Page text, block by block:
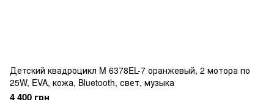
Детский квадроцикл M 6378EL-7 оранжевый, 2 мотора по
25W, EVA, кожа, Bluetooth, свет, музыка
4 400 грн